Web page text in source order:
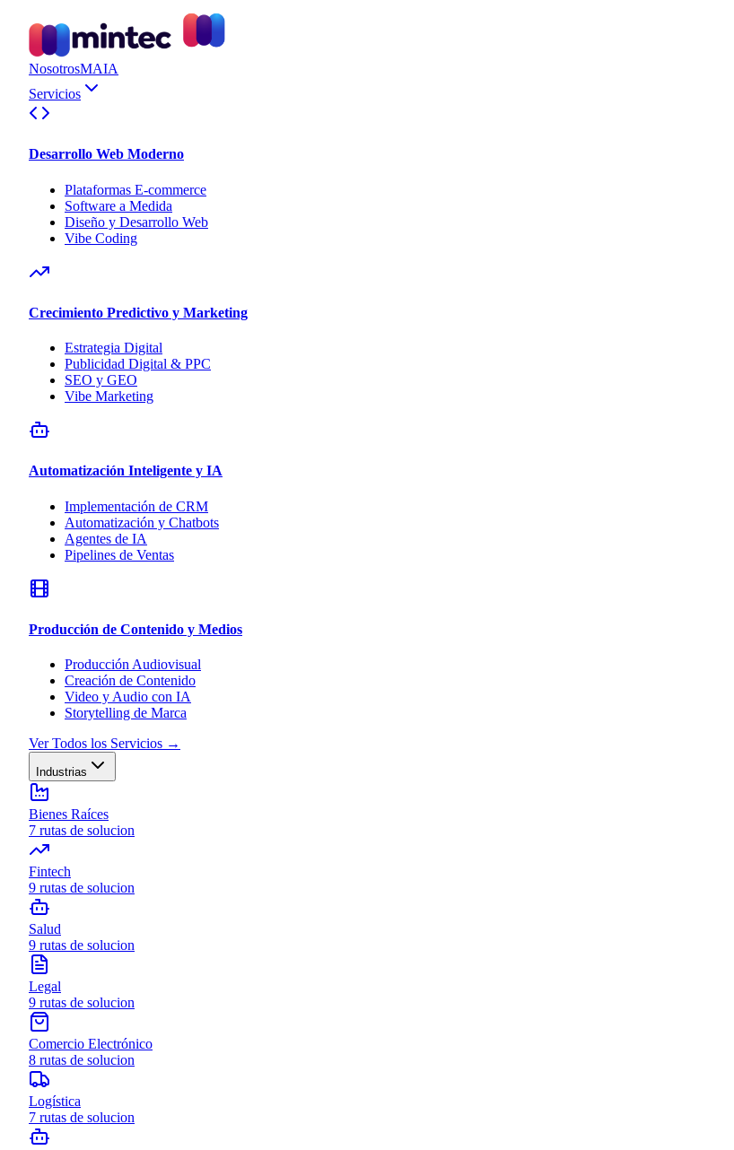
NosotrosMAIA
Servicios
Desarrollo Web Moderno
Plataformas E-commerce
Software a Medida
Diseño y Desarrollo Web
Vibe Coding
Crecimiento Predictivo y Marketing
Estrategia Digital
Publicidad Digital & PPC
SEO y GEO
Vibe Marketing
Automatización Inteligente y IA
Implementación de CRM
Automatización y Chatbots
Agentes de IA
Pipelines de Ventas
Producción de Contenido y Medios
Producción Audiovisual
Creación de Contenido
Video y Audio con IA
Storytelling de Marca
Ver Todos los Servicios →
Industrias
Bienes Raíces
7 rutas de solucion
Fintech
9 rutas de solucion
Salud
9 rutas de solucion
Legal
9 rutas de solucion
Comercio Electrónico
8 rutas de solucion
Logística
7 rutas de solucion